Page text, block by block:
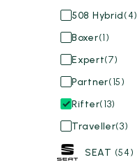
(4)
508 Hybrid
(1)
Boxer
(7)
Expert
(15)
Partner
(13)
Rifter
(3)
Traveller
SEAT (54)